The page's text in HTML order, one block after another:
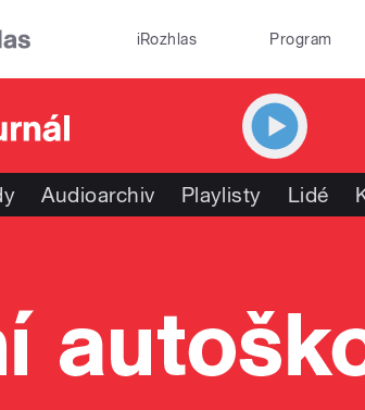
iRozhlas Program
Audioarchiv Playlisty Lidé